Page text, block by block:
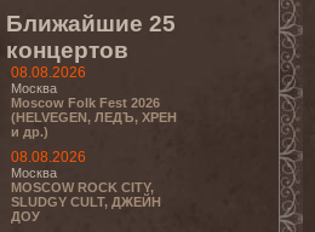
Ближайшие 25
концертов
08.08.2026
Москва
Moscow Folk Fest 2026
(HELVEGEN, ЛЕДЪ, ХРЕН
и др.)
08.08.2026
Москва
MOSCOW ROCK CITY,
SLUDGY CULT, ДЖЕЙН
ДОУ